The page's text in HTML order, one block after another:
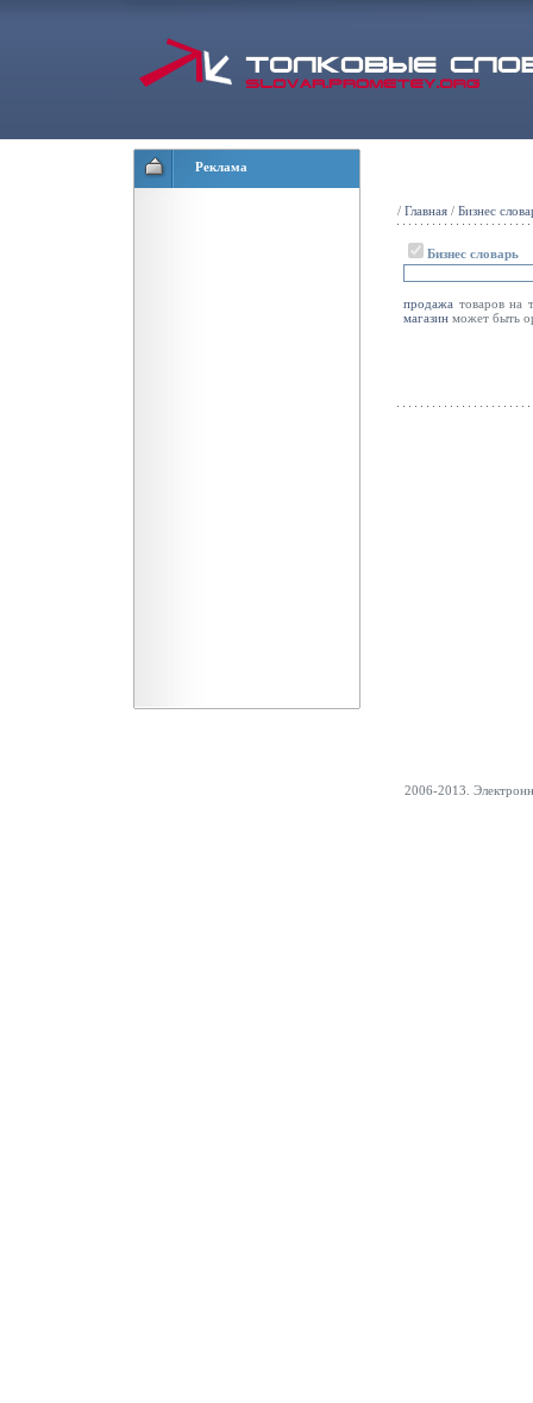
Реклама
/ Главная / Бизнес
Бизнес словарь
продажа товаров на
магазин может быть
2006-2013.